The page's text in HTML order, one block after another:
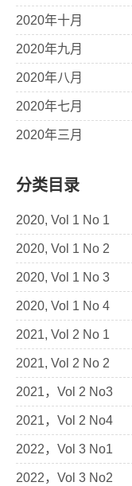
2020年十月
2020年九月
2020年八月
2020年七月
2020年三月
分类目录
2020, Vol 1 No 1
2020, Vol 1 No 2
2020, Vol 1 No 3
2020, Vol 1 No 4
2021, Vol 2 No 1
2021, Vol 2 No 2
2021，Vol 2 No3
2021，Vol 2 No4
2022，Vol 3 No1
2022，Vol 3 No2